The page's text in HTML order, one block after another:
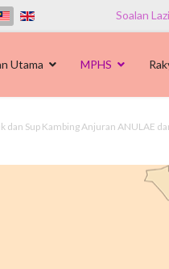
Soalan
Utama MPHS
dan Sup Kambing Anjuran ANULAE